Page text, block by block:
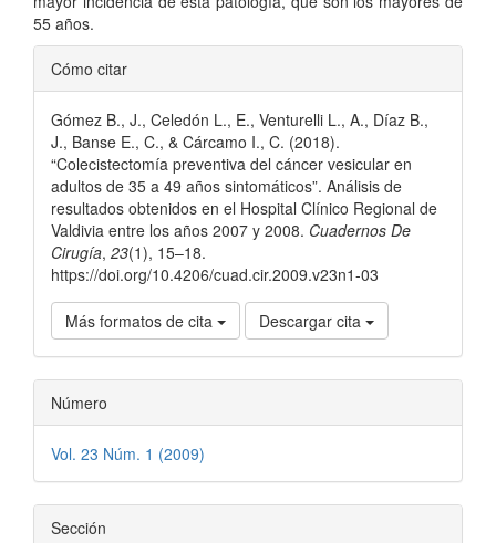
55 años.
Detalles
del
artículo
Cómo citar
Gómez B., J., Celedón L., E., Venturelli L., A., Díaz B.,
J., Banse E., C., & Cárcamo I., C. (2018).
“Colecistectomía preventiva del cáncer vesicular en
adultos de 35 a 49 años sintomáticos”. Análisis de
resultados obtenidos en el Hospital Clínico Regional de
Valdivia entre los años 2007 y 2008. Cuadernos De
Cirugía, 23(1), 15–18.
https://doi.org/10.4206/cuad.cir.2009.v23n1-03
Más formatos de cita Descargar cita
Número
Vol. 23 Núm. 1 (2009)
Sección